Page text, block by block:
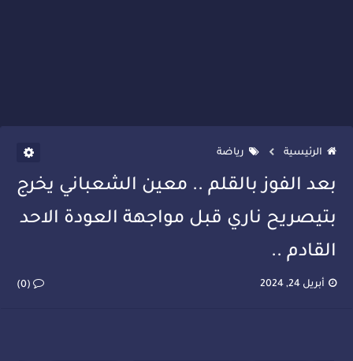
الرئيسية رياضة
بعد الفوز بالقلم .. معين الشعباني يخرج
بتيصريح ناري قبل مواجهة العودة الاحد
القادم ..
أبريل 24, 2024 (0)